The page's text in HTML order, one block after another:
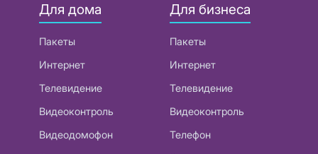
Для дома
Пакеты
Интернет
Телевидение
Видеоконтроль
Видеодомофон
Для бизнеса
Пакеты
Интернет
Телевидение
Видеоконтроль
Телефон